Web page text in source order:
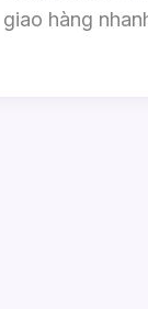
giao hàng